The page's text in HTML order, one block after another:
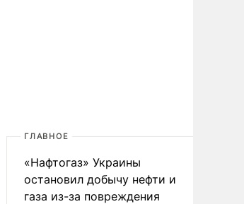
ГЛАВНОЕ
«Нафтогаз» Украины
остановил добычу нефти и
газа из-за повреждения